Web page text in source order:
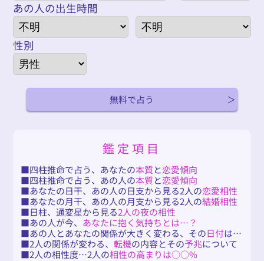
あの人の出生時間
性別
無料で占う
鑑定項目
四柱推命で占う、あなたの本質と恋愛傾向
四柱推命で占う、あの人の本質と恋愛傾向
あなたの日干、あの人の日支から見る2人の恋愛相性
あなたの月干、あの人の月支から見る2人の結婚相性
日柱、通変星から見る2人の夜の相性
あの人が今、 あなたに抱く気持ちとは…？
あの人とあなたの関係が大きく変わる、その日付は…
2人の関係が変わる、 転機の内容とその予兆について
2人の相性度…2人の相性の高まりは○○%